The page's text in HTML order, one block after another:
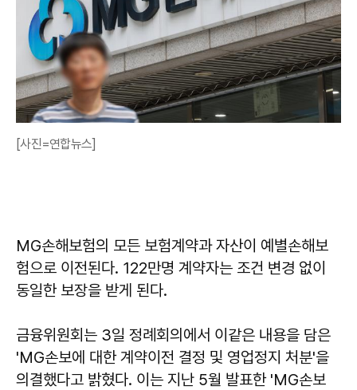
[사진=연합뉴스]
MG손해보험의 모든 보험계약과 자산이 예별손해보
험으로 이전된다. 122만명 계약자는 조건 변경 없이
동일한 보장을 받게 된다.
금융위원회는 3일 정례회의에서 이같은 내용을 담은
'MG손보에 대한 계약이전 결정 및 영업정지 처분'을
의결했다고 밝혔다. 이는 지난 5월 발표한 'MG손보